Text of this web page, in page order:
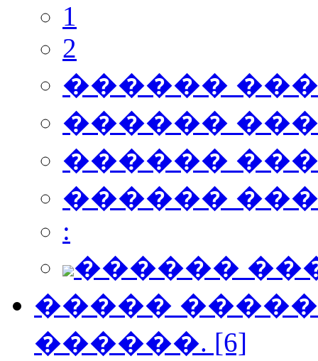
1
2
������
������
������
������
:
������
�����
������. [6]